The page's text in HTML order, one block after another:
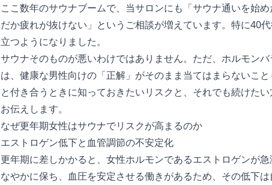
ここ数年のサウナブームで、当サロンにも「サウナ通いを始
だか疲れが抜けない」というご相談が増えています。特に40
立つようになりました。
サウナそのものが悪いわけではありません。ただ、ホルモン
は、健康な男性向けの「正解」がそのまま当てはまらないこ
と付き合うときに知っておきたいリスクと、それでも続けた
お伝えします。
なぜ更年期女性はサウナでリスクが高まるのか
エストロゲン低下と血管調節の不安定化
更年期に差しかかると、女性ホルモンであるエストロゲンが
なやかに保ち、血圧を安定させる働きがあるため、その低下